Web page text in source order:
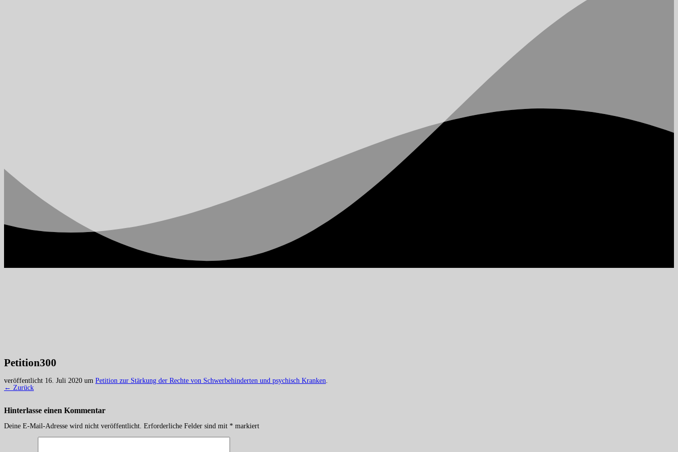
Petition300
veröffentlicht 16. Juli 2020 um Petition zur Stärkung der Rechte von Schwerbehinderten und psychisch Kranken
← Zurück
Hinterlasse einen Kommentar
Deine E-Mail-Adresse wird nicht veröffentlicht. Erforderliche Felder sind mit * markiert